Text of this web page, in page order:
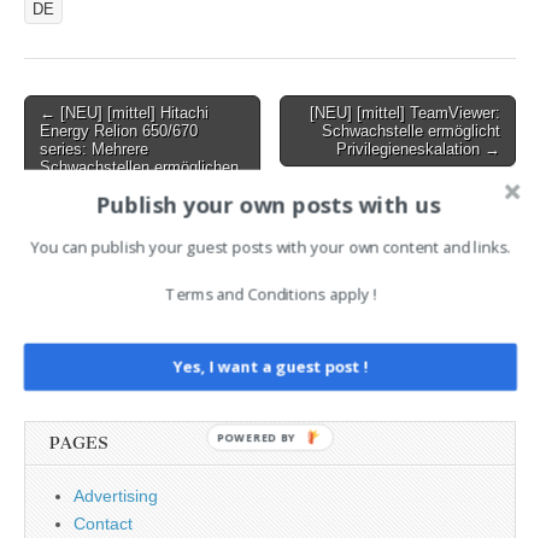
Sicherheitsvorkehrungen
DE
Post
navigation
← [NEU] [mittel] Hitachi
Energy Relion 650/670
series: Mehrere
Schwachstellen ermöglichen
[NEU] [mittel] TeamViewer:
Schwachstelle ermöglicht
Privilegieneskalation →
Search
PAGES
Advertising
Contact
Publish your own posts with us
You can publish your guest posts with your own content and links.
Terms and Conditions apply !
Yes, I want a guest post !
POWERED BY